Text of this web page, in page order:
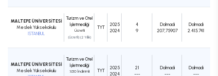
MALTEPE ÜNİVERSİTESİ
Meslek Yüksekokulu
İSTANBUL
Turizm ve Otel
İşletmeciliği
Ücretli
(Ücretli) (2 Yıllık)
TYT
2025
2024
4
9
Dolmadı
207,75907
Dolmadı
2.415.741
MALTEPE ÜNİVERSİTESİ
Meslek Yüksekokulu
Turizm ve Otel
İşletmeciliği
%50 İndirimli TYT
2025
2024
21
---
Dolmadı
---
Dolmadı
---